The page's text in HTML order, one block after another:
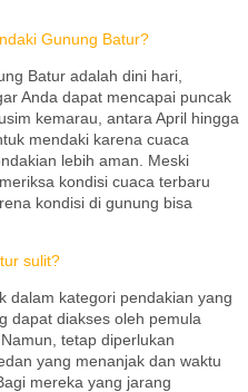
Gunung Batur?
Batur adalah dini hari,
Anda dapat mencapai puncak
kemarau, antara April hingga
mendaki karena cuaca
lebih aman. Meski
kondisi cuaca terbaru
kondisi di gunung bisa
sulit?
dalam kategori pendakian yang
dapat diakses oleh pemula
tetap diperlukan
yang menanjak dan waktu
mereka yang jarang